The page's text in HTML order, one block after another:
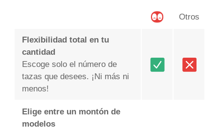
Otros
Flexibilidad total en tu
cantidad
Escoge solo el número de
tazas que desees. ¡Ni más ni
menos!
Elige entre un montón de
modelos